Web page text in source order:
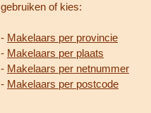
gebruiken of kies:
- Makelaars per provincie
- Makelaars per plaats
- Makelaars per netnummer
- Makelaars per postcode